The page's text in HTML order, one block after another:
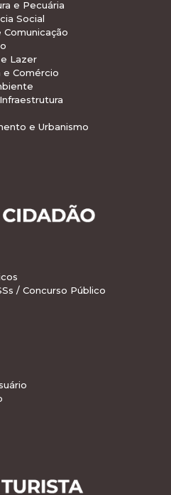
e Pecuária
Social
Comunicação
Lazer
e Comércio
e Urbanismo
/ Concurso Público